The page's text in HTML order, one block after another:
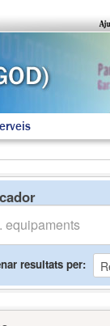
resultats per